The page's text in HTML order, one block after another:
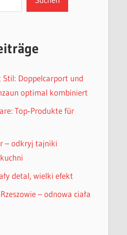
Doppelcarport und
optimal kombiniert
Top‑Produkte für
– odkryj tajniki
detal, wielki efekt
– odnowa ciała